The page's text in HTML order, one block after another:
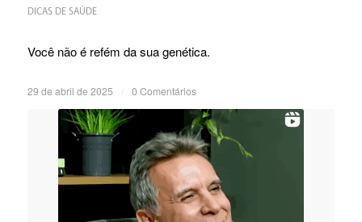
DICAS DE SAÚDE
Você não é refém da sua genética.
29 de abril de 2025 0 Comentários